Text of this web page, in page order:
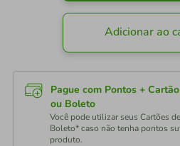
Adicionar ao
Pague com Pontos +
ou Boleto
Você pode utilizar seus Cartões
Boleto* caso não tenha pontos
produto.